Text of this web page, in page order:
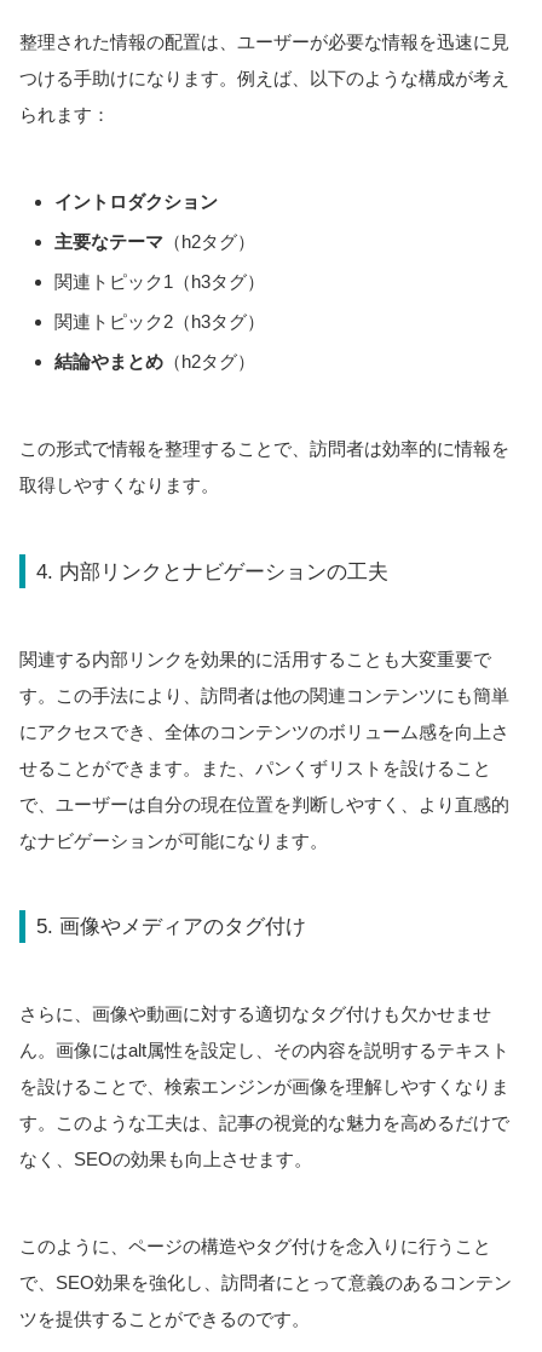
整理された情報の配置は、ユーザーが必要な情報を迅速に見
つける手助けになります。例えば、以下のような構成が考え
られます：
イントロダクション
主要なテーマ （h2タグ）
関連トピック1（h3タグ）
関連トピック2（h3タグ）
結論やまとめ （h2タグ）
この形式で情報を整理することで、訪問者は効率的に情報を
取得しやすくなります。
4. 内部リンクとナビゲーションの工夫
関連する内部リンクを効果的に活用することも大変重要で
す。この手法により、訪問者は他の関連コンテンツにも簡単
にアクセスでき、全体のコンテンツのボリューム感を向上さ
せることができます。また、パンくずリストを設けること
で、ユーザーは自分の現在位置を判断しやすく、より直感的
なナビゲーションが可能になります。
5. 画像やメディアのタグ付け
さらに、画像や動画に対する適切なタグ付けも欠かせませ
ん。画像にはalt属性を設定し、その内容を説明するテキスト
を設けることで、検索エンジンが画像を理解しやすくなりま
す。このような工夫は、記事の視覚的な魅力を高めるだけで
なく、SEOの効果も向上させます。
このように、ページの構造やタグ付けを念入りに行うこと
で、SEO効果を強化し、訪問者にとって意義のあるコンテン
ツを提供することができるのです。